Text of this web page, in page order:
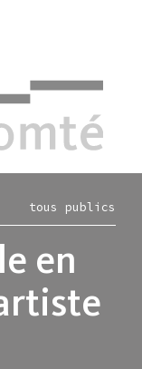
tous publics
en